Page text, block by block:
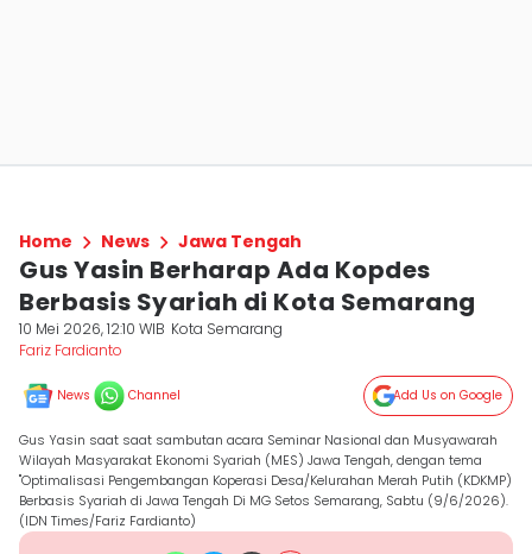
Home News Jawa Tengah
Gus Yasin Berharap Ada Kopdes
Berbasis Syariah di Kota Semarang
10 Mei 2026, 12:10 WIB Kota Semarang
Fariz Fardianto
News Channel Add Us on Google
Gus Yasin saat saat sambutan acara Seminar Nasional dan Musyawarah
Wilayah Masyarakat Ekonomi Syariah (MES) Jawa Tengah, dengan tema
"Optimalisasi Pengembangan Koperasi Desa/Kelurahan Merah Putih (KDKMP)
Berbasis Syariah di Jawa Tengah Di MG Setos Semarang, Sabtu (9/6/2026).
(IDN Times/Fariz Fardianto)